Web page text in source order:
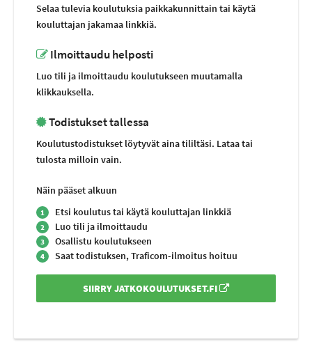
Selaa tulevia koulutuksia paikkakunnittain tai käytä
kouluttajan jakamaa linkkiä.
Ilmoittaudu helposti
Luo tili ja ilmoittaudu koulutukseen muutamalla
klikkauksella.
Todistukset tallessa
Koulutustodistukset löytyvät aina tililtäsi. Lataa tai
tulosta milloin vain.
Näin pääset alkuun
1 Etsi koulutus tai käytä kouluttajan linkkiä
2 Luo tili ja ilmoittaudu
3 Osallistu koulutukseen
4 Saat todistuksen, Traficom-ilmoitus hoituu
SIIRRY JATKOKOULUTUKSET.FI